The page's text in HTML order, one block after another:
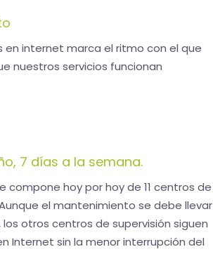
en internet marca el ritmo con el que
nuestros servicios funcionan
7 días a la semana.
hoy por hoy de 11 centros de
el mantenimiento se debe llevar
otros centros de supervisión siguen
Internet sin la menor interrupción del